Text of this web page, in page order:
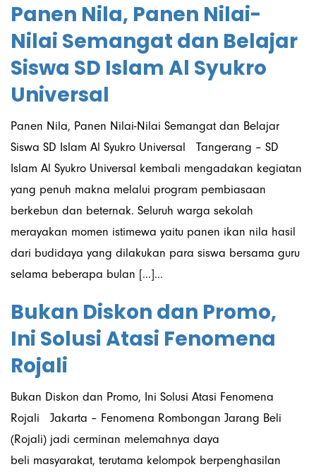
Panen Nila, Panen Nilai-
Nilai Semangat dan Belajar
Siswa SD Islam Al Syukro
Universal
Panen Nila, Panen Nilai-Nilai Semangat dan Belajar
Siswa SD Islam Al Syukro Universal Tangerang – SD
Islam Al Syukro Universal kembali mengadakan kegiatan
yang penuh makna melalui program pembiasaan
berkebun dan beternak. Seluruh warga sekolah
merayakan momen istimewa yaitu panen ikan nila hasil
dari budidaya yang dilakukan para siswa bersama guru
selama beberapa bulan […]...
Bukan Diskon dan Promo,
Ini Solusi Atasi Fenomena
Rojali
Bukan Diskon dan Promo, Ini Solusi Atasi Fenomena
Rojali Jakarta – Fenomena Rombongan Jarang Beli
(Rojali) jadi cerminan melemahnya daya
beli masyarakat, terutama kelompok berpenghasilan